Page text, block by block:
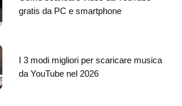
gratis da PC e smartphone
I 3 modi migliori per scaricare musica
da YouTube nel 2026